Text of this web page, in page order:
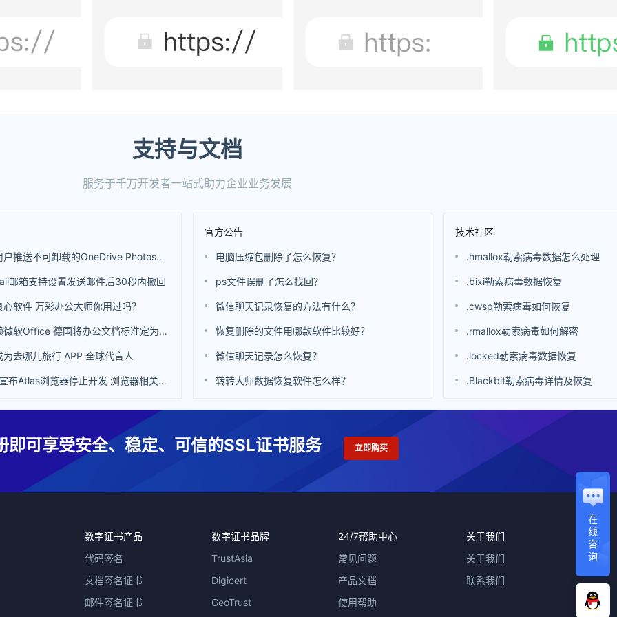
支持与文档
服务于千万开发者一站式助力企业业务发展
微软向用户推送不可卸载的OneDrive Photos应用 还是基于WebView开发的
邮箱支持设置发送邮件后30秒内撤回
软件 万彩办公大师你用过吗？
不再依赖微软Office 德国将办公文档标准定为ODF
为去哪儿旅行 APP 全球代言人
OpenAI宣布Atlas浏览器停止开发 浏览器相关功能也集成到ChatGPT中
官方公告
电脑压缩包删除了怎么恢复？
ps文件误删了怎么找回？
微信聊天记录恢复的方法有什么？
恢复删除的文件用哪款软件比较好？
微信聊天记录怎么恢复？
转转大师数据恢复软件怎么样？
技术社区
.hmallox勒索病毒数据怎么处理
.bixi勒索病毒数据恢复
.cwsp勒索病毒如何恢复
.rmallox勒索病毒如何解密
.locked勒索病毒数据恢复
.Blackbit勒索病毒详情及恢复
在
线
咨
询
即可享受安全、稳定、可信的SSL证书服务 立即购买
数字证书产品
代码签名
文档签名证书
邮件签名证书
数字证书品牌
TrustAsia
Digicert
GeoTrust
24/7帮助中心
常见问题
产品文档
使用帮助
关于我们
关于我们
联系我们